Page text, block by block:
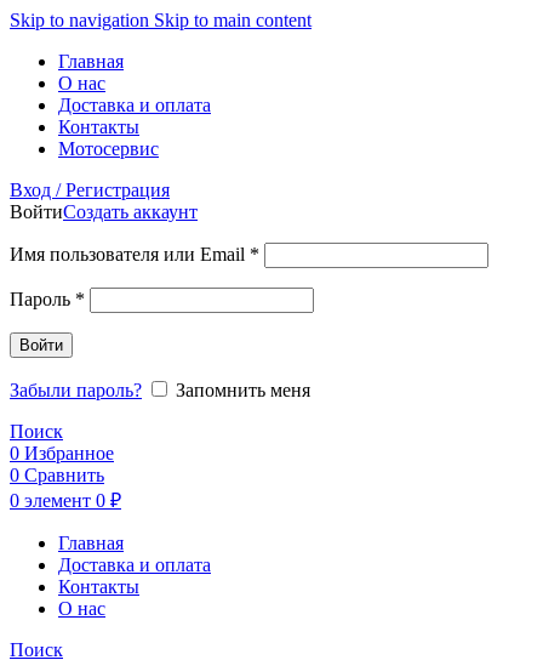
Skip to navigation Skip to main content
Главная
О нас
Доставка и оплата
Контакты
Мотосервис
Вход / Регистрация
ВойтиСоздать аккаунт
Имя пользователя или Email *
Пароль *
Войти
Забыли пароль?
Запомнить меня
Поиск
0 Избранное
0 Сравнить
0 элемент 0 ₽
Главная
Доставка и оплата
Контакты
О нас
Поиск